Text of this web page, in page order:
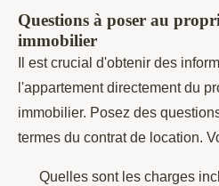
Questions à poser au
immobilier
Il est crucial d'obtenir des
l'appartement directement du
immobilier. Posez des
termes du contrat de location.
Quelles sont les charges